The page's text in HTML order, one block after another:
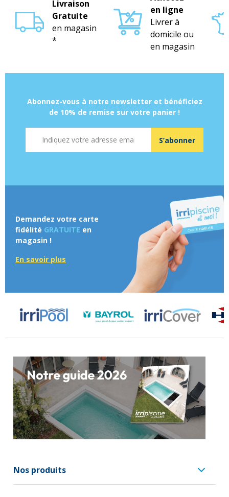
Livraison
Gratuite
en magasin
*
en ligne
Livrer à
domicile ou
en magasin
Abonnez-vous à notre newsletter et bénéficiez
de 10% de remise sur votre panier !
S’abonner
Demandez votre carte
fidélité GRATUITE en
magasin !
En savoir plus
Nos produits